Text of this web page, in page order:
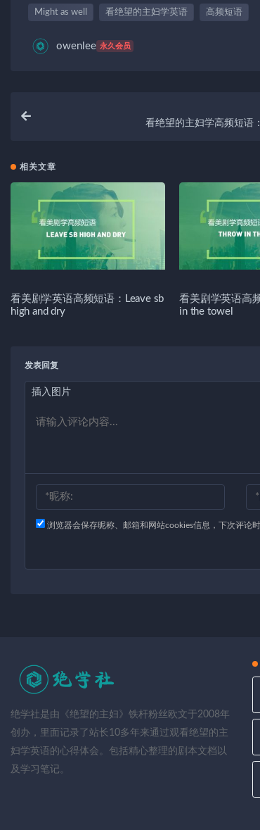
Might as well 看绝望的主妇学英语 高频短语
owenlee 永久会员
看绝望的主妇学高频短语
相关文章
看美剧学英语高频短语：Leave sb
high and dry
看美剧学英语高
in the towel
发表回复
插入图片
浏览器会保存昵称、邮箱和网站cookies信息，下次评论时
绝学社是由《绝望的主妇》铁杆粉丝欧文于2008年
创办，里面记录了站长10多年来通过观看绝望的主
妇学英语的心得体会。包括精心整理的剧本文档以
及学习笔记。